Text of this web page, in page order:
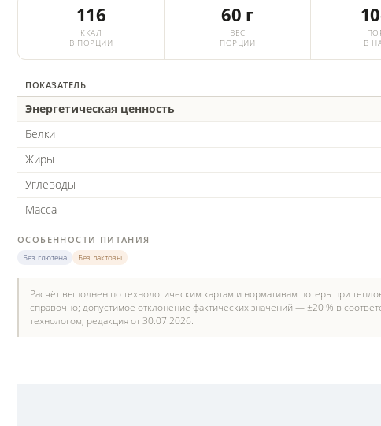
116
ККАЛ
В ПОРЦИИ
60 г
ВЕС
ПОРЦИИ
В
ПОКАЗАТЕЛЬ
Энергетическая ценность
Белки
Жиры
Углеводы
Масса
ОСОБЕННОСТИ ПИТАНИЯ
Без глютена Без лактозы
Расчёт выполнен по технологическим картам и нормативам потерь при
справочно; допустимое отклонение фактических значений — ±20 % в
технологом, редакция от 30.07.2026.